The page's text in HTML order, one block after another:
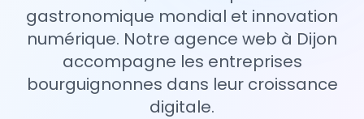
gastronomique mondial et innovation
numérique. Notre agence web à Dijon
accompagne les entreprises
bourguignonnes dans leur croissance
digitale.